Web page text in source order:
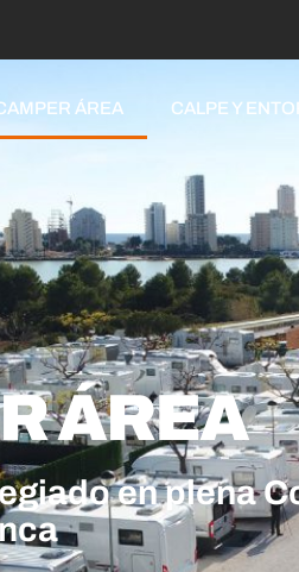
ÁREA CALPE Y
ÁREA
en plena